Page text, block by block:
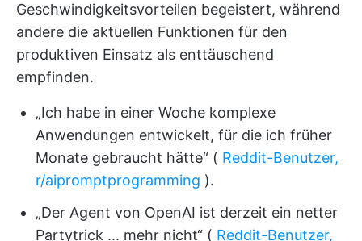
Geschwindigkeitsvorteilen begeistert, während
andere die aktuellen Funktionen für den
produktiven Einsatz als enttäuschend
empfinden.
„Ich habe in einer Woche komplexe
Anwendungen entwickelt, für die ich früher
Monate gebraucht hätte“ ( Reddit-Benutzer,
r/aipromptprogramming ).
„Der Agent von OpenAI ist derzeit ein netter
Partytrick ... mehr nicht“ ( Reddit-Benutzer,